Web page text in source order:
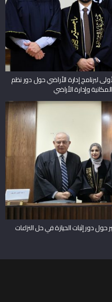
لبرنامج إدارة الأراضي حول دور نظم
وإدارة الأراضي
دور إثبات الحيازة في حل النزاعات